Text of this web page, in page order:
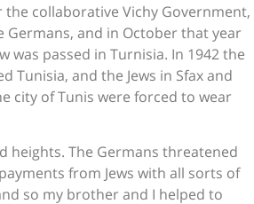
the collaborative Vichy Government,
Germans, and in October that year
was passed in Turnisia. In 1942 the
Tunisia, and the Jews in Sfax and
city of Tunis were forced to wear
heights. The Germans threatened
from Jews with all sorts of
so my brother and I helped to